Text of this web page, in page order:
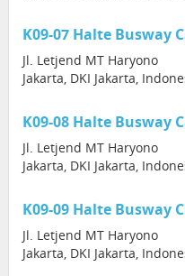
K09-07 Halte Busway
Jl. Letjend MT Haryono
Jakarta, DKI Jakarta,
K09-08 Halte Busway
Jl. Letjend MT Haryono
Jakarta, DKI Jakarta,
K09-09 Halte Busway
Jl. Letjend MT Haryono
Jakarta, DKI Jakarta,